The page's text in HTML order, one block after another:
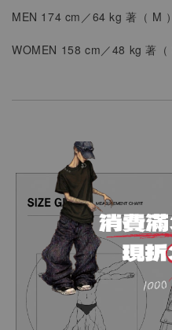
MEN 174 cm／64 kg 著（ M ）
WOMEN 158 cm／48 kg 著（